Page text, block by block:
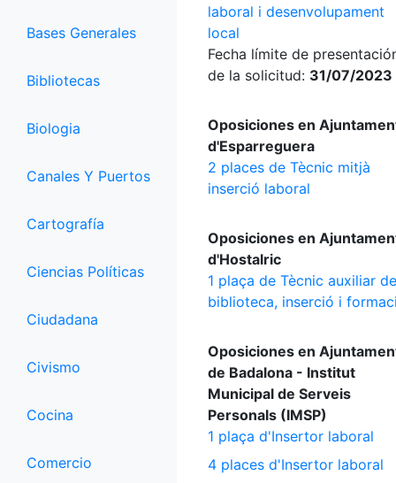
Bases Generales
Bibliotecas
Biologia
Canales Y Puertos
Cartografía
Ciencias Políticas
Ciudadana
Civismo
Cocina
Comercio
laboral i desenvolupament
local
Fecha límite de
de la solicitud: 31/07/2023
Oposiciones en
d'Esparreguera
2 places de Tècnic mitjà
inserció laboral
Oposiciones en
d'Hostalric
1 plaça de Tècnic auxiliar de
biblioteca, inserció i
Oposiciones en
de Badalona - Institut
Municipal de Serveis
Personals (IMSP)
1 plaça d'Insertor laboral
4 places d'Insertor laboral